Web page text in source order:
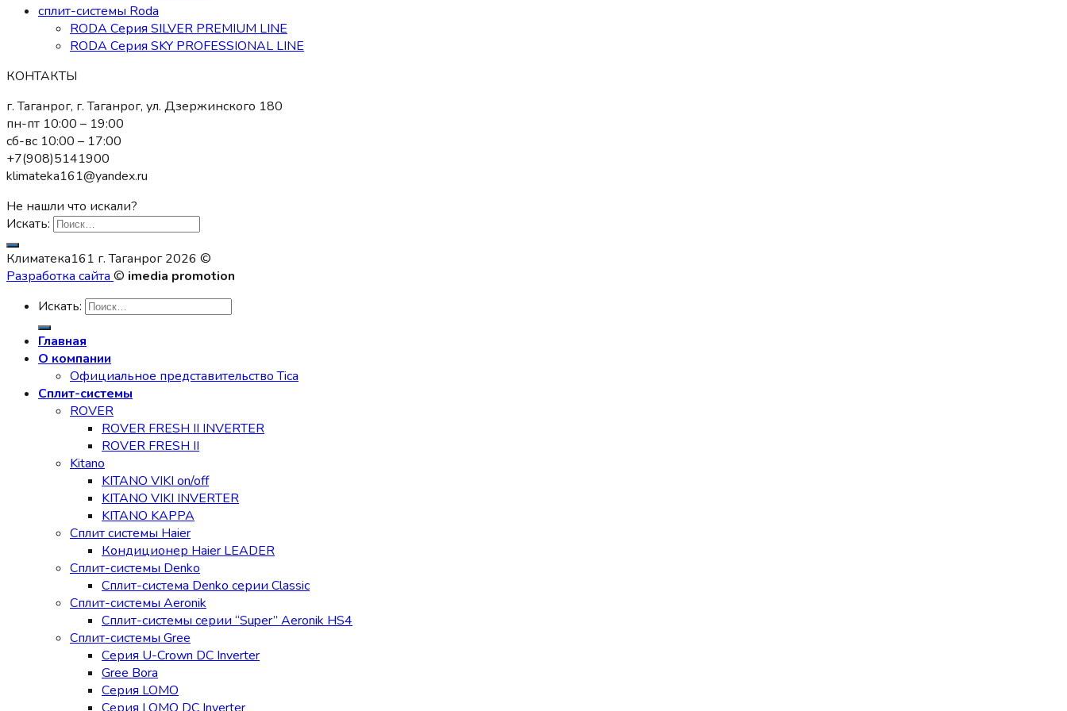
сплит-системы Roda
RODA Серия SILVER PREMIUM LINE
RODA Серия SKY PROFESSIONAL LINE
КОНТАКТЫ
г. Таганрог, г. Таганрог, ул. Дзержинского 180
пн-пт 10:00 – 19:00
сб-вс 10:00 – 17:00
+7(908)5141900
klimateka161@yandex.ru
Не нашли что искали?
Искать:
Климатека161 г. Таганрог 2026 ©
Разработка сайта© imedia promotion
Искать:
Главная
О компании
Официальное представительство Tica
Сплит-системы
ROVER
ROVER FRESH II INVERTER
ROVER FRESH II
Kitano
KITANO VIKI on/off
KITANO VIKI INVERTER
KITANO KAPPA
Сплит системы Haier
Кондиционер Haier LEADER
Сплит-системы Denko
Сплит-система Denko серии Classic
Сплит-системы Aeronik
Сплит-системы серии “Super” Aeronik HS4
Сплит-системы Gree
Серия U-Crown DC Inverter
Gree Bora
Серия LOMO